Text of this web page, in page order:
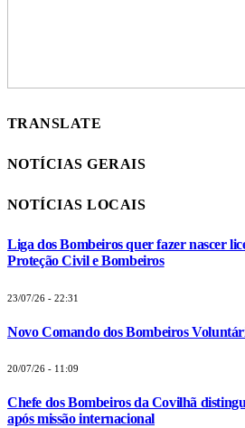
TRANSLATE
NOTÍCIAS GERAIS
NOTÍCIAS LOCAIS
Liga dos Bombeiros quer fazer nascer
Proteção Civil e Bombeiros
23/07/26 - 22:31
Novo Comando dos Bombeiros
20/07/26 - 11:09
Chefe dos Bombeiros da Covilhã
após missão internacional